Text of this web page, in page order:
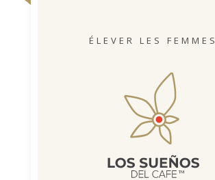
ÉLEVER LES FEMMES